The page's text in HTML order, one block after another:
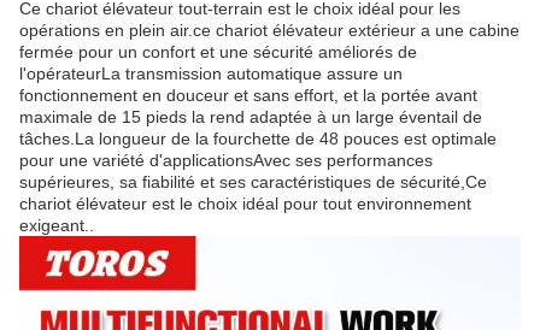
Ce chariot élévateur tout-terrain est le choix idéal pour les
opérations en plein air.ce chariot élévateur extérieur a une cabine
fermée pour un confort et une sécurité améliorés de
l'opérateurLa transmission automatique assure un
fonctionnement en douceur et sans effort, et la portée avant
maximale de 15 pieds la rend adaptée à un large éventail de
tâches.La longueur de la fourchette de 48 pouces est optimale
pour une variété d'applicationsAvec ses performances
supérieures, sa fiabilité et ses caractéristiques de sécurité,Ce
chariot élévateur est le choix idéal pour tout environnement
exigeant..